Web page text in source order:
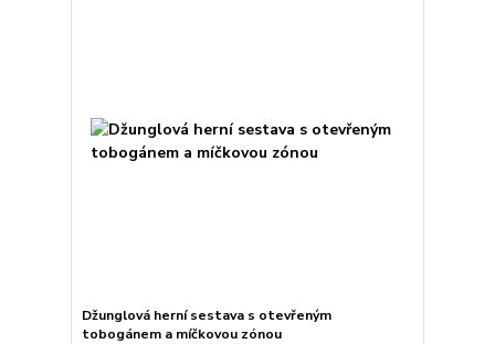
Džunglová herní sestava s otevřeným
tobogánem a míčkovou zónou